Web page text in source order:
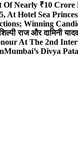
Of Nearly ₹10
At Hotel Sea
Winning
राज और दामिनी
At The 2nd
Mumbai’s Divya